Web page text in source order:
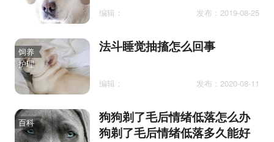
编辑： 发布：2019-08-25
饲养
护理
法斗睡觉抽搐怎么回事
编辑： 发布：2020-08-11
百科
狗狗剃了毛后情绪低落怎么办
狗剃了毛后情绪低落多久能好